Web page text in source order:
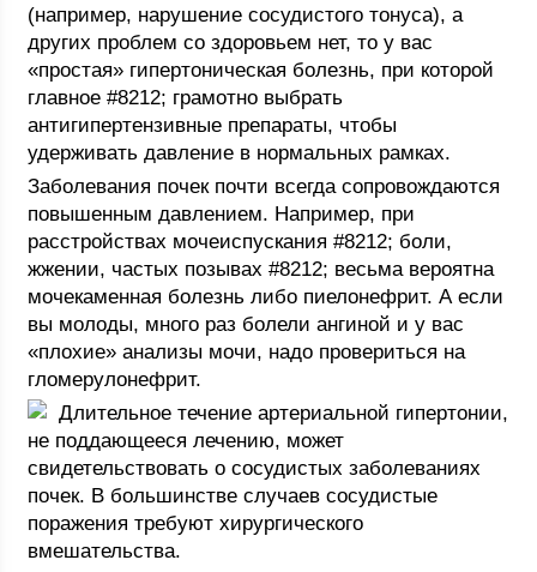
(например, нарушение сосудистого тонуса), а
других проблем со здоровьем нет, то у вас
«простая» гипертоническая болезнь, при которой
главное #8212; грамотно выбрать
антигипертензивные препараты, чтобы
удерживать давление в нормальных рамках.
Заболевания почек почти всегда сопровождаются
повышенным давлением. Например, при
расстройствах мочеиспускания #8212; боли,
жжении, частых позывах #8212; весьма вероятна
мочекаменная болезнь либо пиелонефрит. А если
вы молоды, много раз болели ангиной и у вас
«плохие» анализы мочи, надо провериться на
гломерулонефрит.
Длительное течение артериальной гипертонии,
не поддающееся лечению, может
свидетельствовать о сосудистых заболеваниях
почек. В большинстве случаев сосудистые
поражения требуют хирургического
вмешательства.